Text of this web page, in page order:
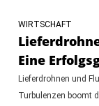
WIRTSCHAFT
Eine
Lieferdrohnen und
Turbulenzen boomt